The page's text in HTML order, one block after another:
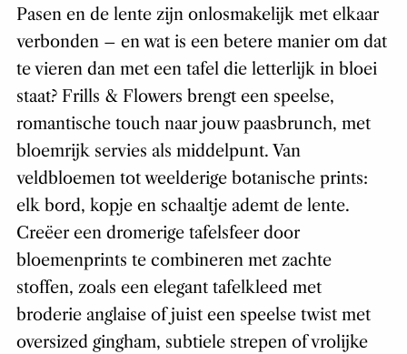
Pasen en de lente zijn onlosmakelijk met elkaar
verbonden – en wat is een betere manier om dat
te vieren dan met een tafel die letterlijk in bloei
staat? Frills & Flowers brengt een speelse,
romantische touch naar jouw paasbrunch, met
bloemrijk servies als middelpunt. Van
veldbloemen tot weelderige botanische prints:
elk bord, kopje en schaaltje ademt de lente.
Creëer een dromerige tafelsfeer door
bloemenprints te combineren met zachte
stoffen, zoals een elegant tafelkleed met
broderie anglaiseof juist een speelse twist met
oversized gingham, subtiele strepen of vrolijke